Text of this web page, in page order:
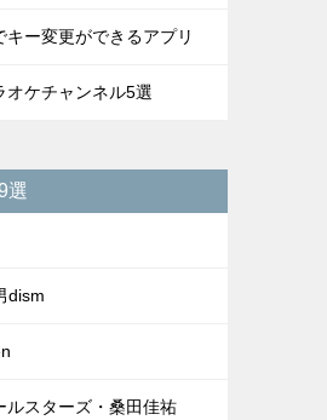
キー変更ができるアプリ
オケチャンネル5選
選
dism
ルスターズ・桑田佳祐